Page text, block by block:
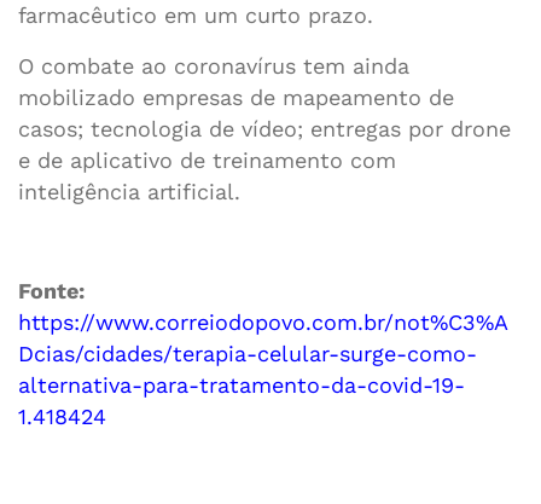
farmacêutico em um curto prazo.
O combate ao coronavírus tem ainda
mobilizado empresas de mapeamento de
casos; tecnologia de vídeo; entregas por drone
e de aplicativo de treinamento com
inteligência artificial.
Fonte:
https://www.correiodopovo.com.br/not%C3%A
Dcias/cidades/terapia-celular-surge-como-
alternativa-para-tratamento-da-covid-19-
1.418424